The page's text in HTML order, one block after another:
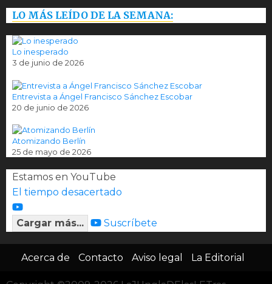
LO MÁS LEÍDO DE LA SEMANA:
Lo inesperado
3 de junio de 2026
Entrevista a Ángel Francisco Sánchez Escobar
20 de junio de 2026
Atomizando Berlín
25 de mayo de 2026
Estamos en YouTube
El tiempo desacertado
Cargar más... Suscríbete
Acerca de Contacto Aviso legal La Editorial